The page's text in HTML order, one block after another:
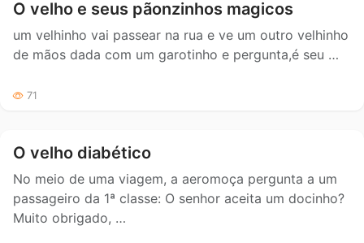
O velho e seus pãonzinhos magicos
um velhinho vai passear na rua e ve um outro velhinho
de mãos dada com um garotinho e pergunta,é seu …
71
O velho diabético
No meio de uma viagem, a aeromoça pergunta a um
passageiro da 1ª classe: O senhor aceita um docinho?
Muito obrigado, …